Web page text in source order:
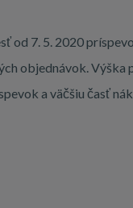
od 7. 5. 2020
objednávok.Výška
a väčšiu časť